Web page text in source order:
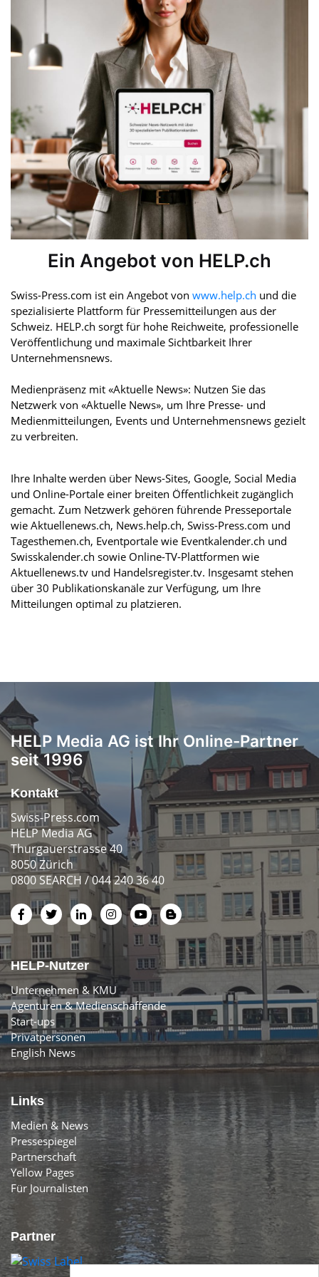
Ein Angebot von HELP.ch
Swiss-Press.com ist ein Angebot von www.help.ch und die
spezialisierte Plattform für Pressemitteilungen aus der
Schweiz. HELP.ch sorgt für hohe Reichweite, professionelle
Veröffentlichung und maximale Sichtbarkeit Ihrer
Unternehmensnews.
Medienpräsenz mit «Aktuelle News»: Nutzen Sie das
Netzwerk von «Aktuelle News», um Ihre Presse- und
Medienmitteilungen, Events und Unternehmensnews gezielt
zu verbreiten.
Ihre Inhalte werden über News-Sites, Google, Social Media
und Online-Portale einer breiten Öffentlichkeit zugänglich
gemacht. Zum Netzwerk gehören führende Presseportale
wie Aktuellenews.ch, News.help.ch, Swiss-Press.com und
Tagesthemen.ch, Eventportale wie Eventkalender.ch und
Swisskalender.ch sowie Online-TV-Plattformen wie
Aktuellenews.tv und Handelsregister.tv. Insgesamt stehen
über 30 Publikationskanäle zur Verfügung, um Ihre
Mitteilungen optimal zu platzieren.
HELP Media AG ist Ihr Online-Partner
seit 1996
Kontakt
Swiss-Press.com
HELP Media AG
Thurgauerstrasse 40
8050 Zürich
0800 SEARCH / 044 240 36 40
HELP-Nutzer
Unternehmen & KMU
Agenturen & Medienschaffende
Start-ups
Privatpersonen
English News
Links
Medien & News
Pressespiegel
Partnerschaft
Yellow Pages
Für Journalisten
Partner